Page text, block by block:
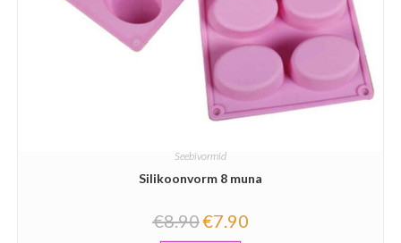
Seebivormid
Silikoonvorm 8 muna
€8.90€7.90